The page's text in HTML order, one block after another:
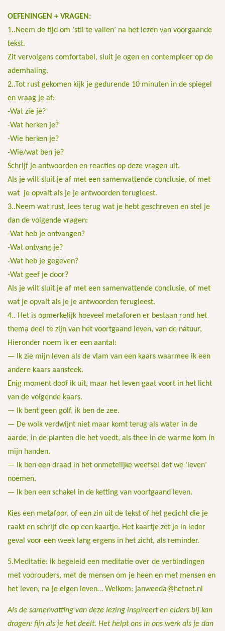
OEFENINGEN + VRAGEN:
1..Neem de tijd om ‘stil te vallen’ na het lezen van voorgaande
tekst.
Zit vervolgens comfortabel, sluit je ogen en contempleer op de
ademhaling.
2..Tot rust gekomen kijk je gedurende 10 minuten in de spiegel
en vraag je af:
-Wat zie je?
-Wat herken je?
-Wie herken je?
-Wie/wat ben je?
Schrijf je antwoorden en reacties op deze vragen uit.
Als je wilt sluit je af met een samenvattende conclusie, of met
wat je opvalt als je je antwoorden terugleest.
3..Neem wat rust, lees terug wat je hebt geschreven en stel je
dan de volgende vragen:
-Wat heb je ontvangen?
-Wat ontvang je?
-Wat heb je gegeven?
-Wat geef je door?
Als je wilt sluit je af met een samenvattende conclusie, of met
wat je opvalt als je je antwoorden terugleest.
4.. Het is opmerkelijk hoeveel metaforen er bestaan rond het
thema deel te zijn van het voortgaand leven, van de natuur,
Hieronder noem ik er een aantal:
— Ik zie mijn leven als de vlam van een kaars waarmee ik een
andere kaars aansteek.
Enig moment doof ik uit, maar het leven gaat voort in het licht
van de volgende kaars.
— Ik bent geen golf, ik ben de zee.
— De wolk verdwijnt niet maar komt terug als water in de
aarde, in de planten die het voedt, als thee in de warme kom in
mijn handen.
— Ik ben een draad in het onmetelijke weefsel dat we ‘leven’
noemen.
— Ik ben een schakel in de ketting van voortgaand leven.
Kies een metafoor, of een zin uit de tekst of het gedicht die je
raakt en schrijf die op een kaartje. Het kaartje zet je in ieder
geval voor een week lang ergens in het zicht, als reminder.
5.Meditatie: ik begeleid een meditatie over de verbindingen
met voorouders, met de mensen om je heen en met mensen en
het leven, na je eigen leven… Welkom: janweeda@hetnet.nl
Als de samenvatting van deze lezing inspireert en elders bij kan
dragen: fijn als je het deelt. Het helpt ons in ons werk als je dan